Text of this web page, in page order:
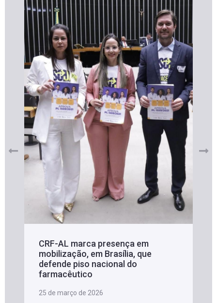
CRF-AL marca presença em
mobilização, em Brasília, que
defende piso nacional do
farmacêutico
25 de março de 2026